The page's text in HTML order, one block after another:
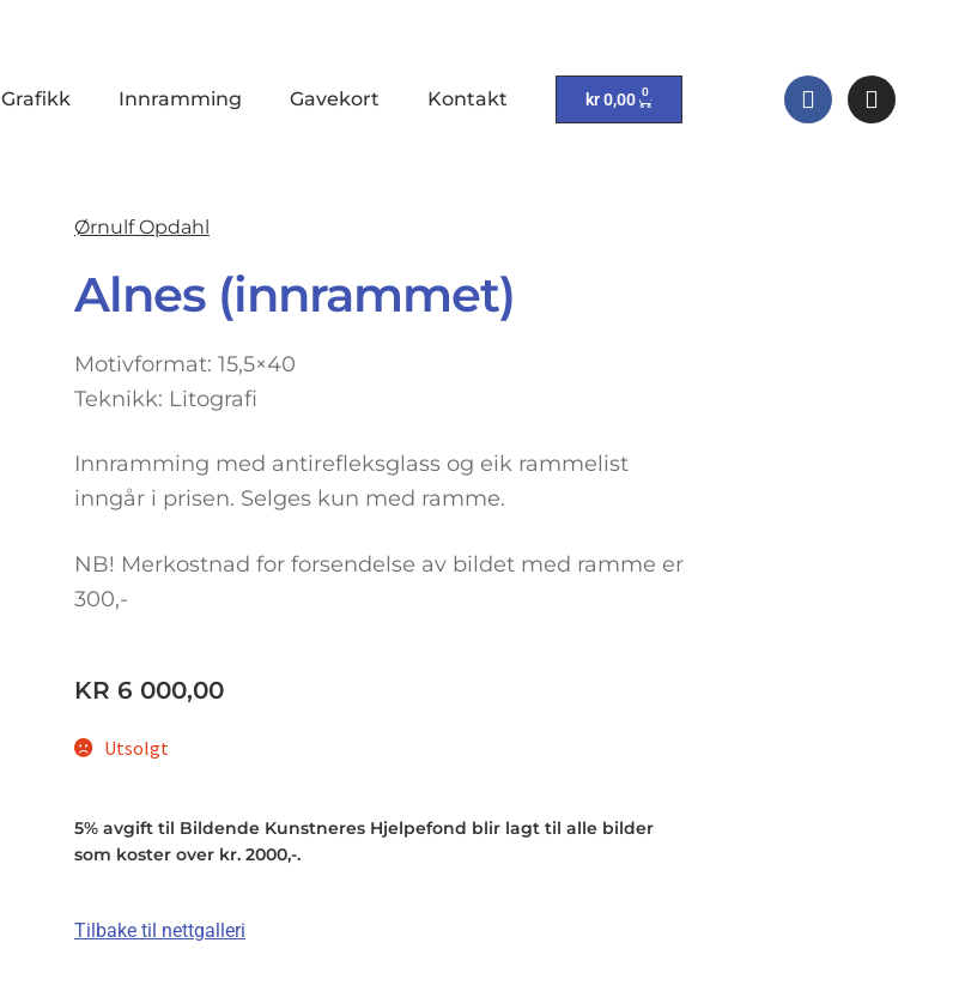
Grafikk Innramming Gavekort Kontakt kr0,00 0
Ørnulf Opdahl
Alnes (innrammet)
Motivformat: 15,5×40
Teknikk: Litografi
Innramming med antirefleksglass og eik rammelist
inngår i prisen. Selges kun med ramme.
NB! Merkostnad for forsendelse av bildet med ramme er
300,-
KR 6 000,00
Utsolgt
5% avgift til Bildende Kunstneres Hjelpefond blir lagt til alle bilder
som koster over kr. 2000,-.
Tilbake til nettgalleri